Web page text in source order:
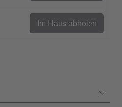
Im Haus abholen